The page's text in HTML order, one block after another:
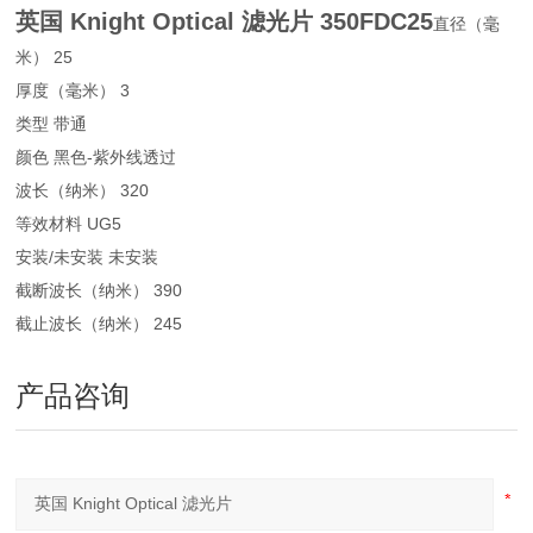
英国 Knight Optical 滤光片 350FDC25直径（毫
米） 25
厚度（毫米） 3
类型 带通
颜色 黑色-紫外线透过
波长（纳米） 320
等效材料 UG5
安装/未安装 未安装
截断波长（纳米） 390
截止波长（纳米） 245
产品咨询